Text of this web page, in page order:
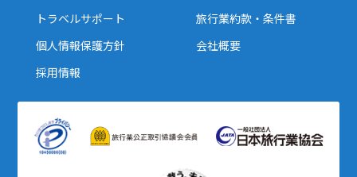
トラベルサポート
旅行業約款・条件書
個人情報保護方針
会社概要
採用情報